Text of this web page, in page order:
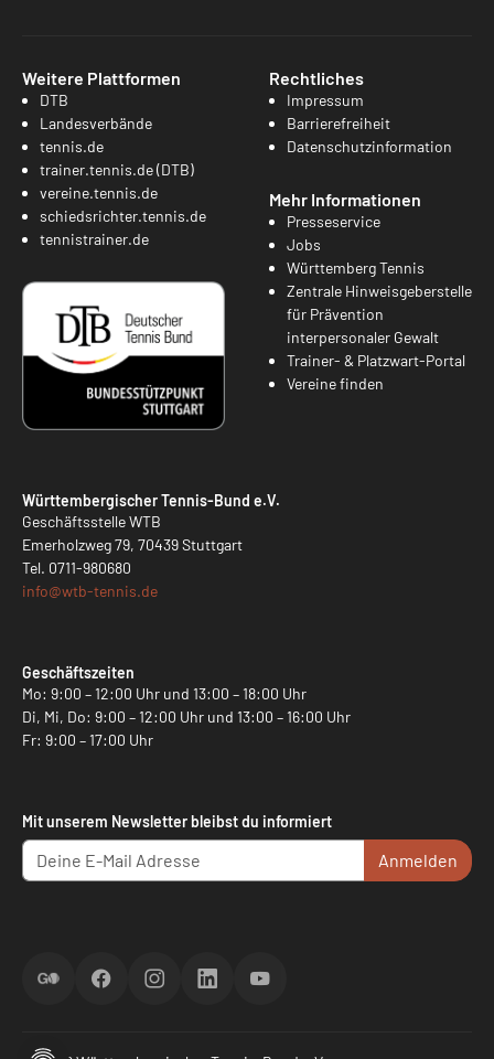
Weitere Plattformen
DTB
Landesverbände
tennis.de
trainer.tennis.de (DTB)
vereine.tennis.de
schiedsrichter.tennis.de
tennistrainer.de
Rechtliches
Impressum
Barrierefreiheit
Datenschutzinformation
Mehr Informationen
Presseservice
Jobs
Württemberg Tennis
Zentrale Hinweisgeberstelle
für Prävention
interpersonaler Gewalt
Trainer- & Platzwart-Portal
Vereine finden
Württembergischer Tennis-Bund e.V.
Geschäftsstelle WTB
Emerholzweg 79, 70439 Stuttgart
Tel. 0711-980680
info@wtb-tennis.de
Geschäftszeiten
Mo: 9:00 – 12:00 Uhr und 13:00 – 18:00 Uhr
Di, Mi, Do: 9:00 – 12:00 Uhr und 13:00 – 16:00 Uhr
Fr: 9:00 – 17:00 Uhr
Mit unserem Newsletter bleibst du informiert
Anmelden
ScoreGOFacebookInstagramLinkedInYouTube